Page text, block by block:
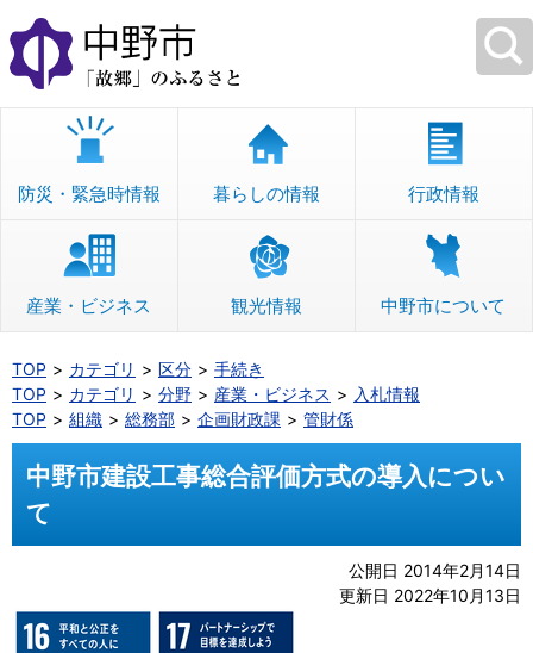
本
文
へ
移
防災・緊急時情報 暮らしの情報 行政情報
産業・ビジネス 観光情報 中野市について
TOP カテゴリ 区分
手続き
TOP
カテゴリ 分野 産業・ビジネス
入札情報
TOP
組織 総務部 企画財政課 管財係
中野市建設工事総合評価方式の導入につい
て
公開日 2014年2月14日
更新日 2022年10月13日